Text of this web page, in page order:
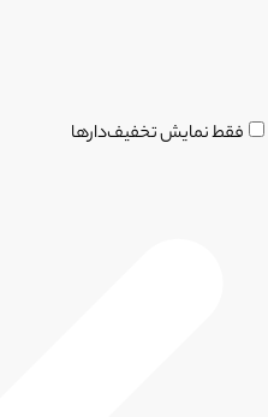
فقط نمایش تخفیف‌دارها